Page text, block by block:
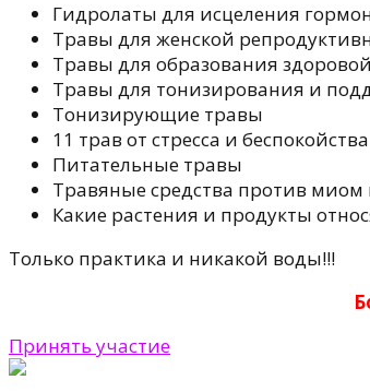
Гидролаты для исцеления
Травы для женской
Травы для обрaзования
Травы для тонизирования и
Тонизирующие травы
11 трав от стресса и беспокойства
Питательные травы
Травяные средства против миом
Какие растения и продукты
Только практика и никакой воды!!!
Принять участие